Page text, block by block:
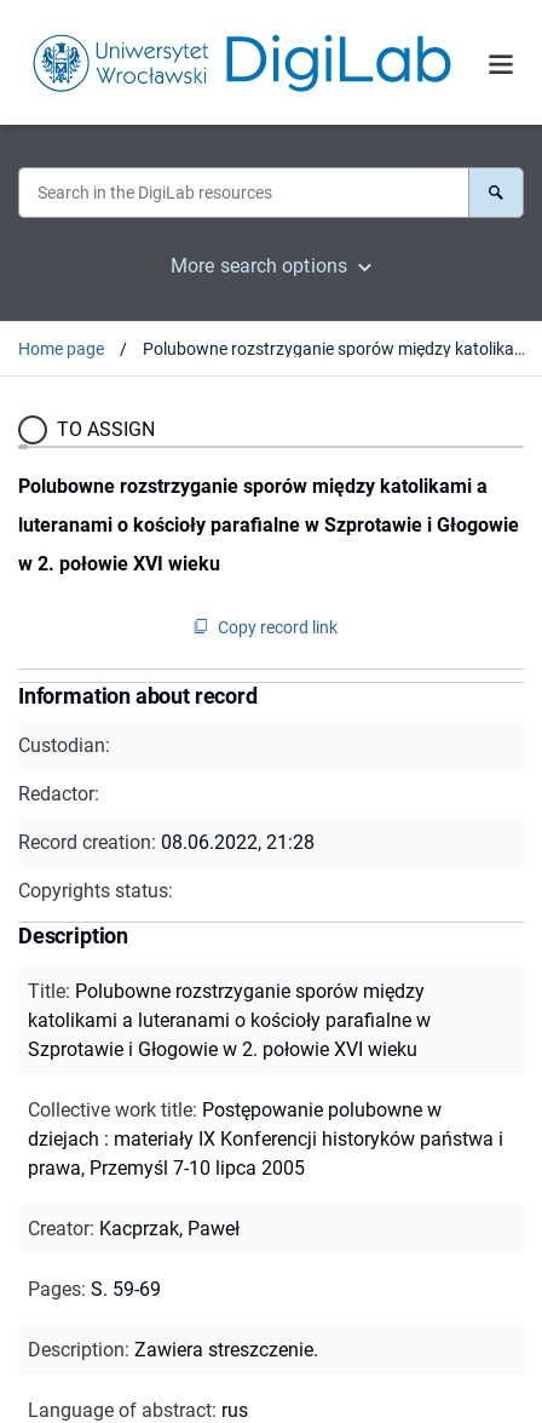
More search options
Home page Polubowne rozstrzyganie sporów między katolikami a luteranami o kościoły parafialne w Szprotawie i Głogowie w 2. połowie XVI wieku
TO ASSIGN
Polubowne rozstrzyganie sporów między katolikami a
luteranami o kościoły parafialne w Szprotawie i Głogowie
w 2. połowie XVI wieku
Copy record link
Information about record
Custodian:
Redactor:
Record creation: 08.06.2022, 21:28
Copyrights status:
Description
Title: Polubowne rozstrzyganie sporów między
katolikami a luteranami o kościoły parafialne w
Szprotawie i Głogowie w 2. połowie XVI wieku
Collective work title: Postępowanie polubowne w
dziejach : materiały IX Konferencji historyków państwa i
prawa, Przemyśl 7-10 lipca 2005
Creator: Kacprzak, Paweł
Pages: S. 59-69
Description: Zawiera streszczenie.
Language of abstract: rus